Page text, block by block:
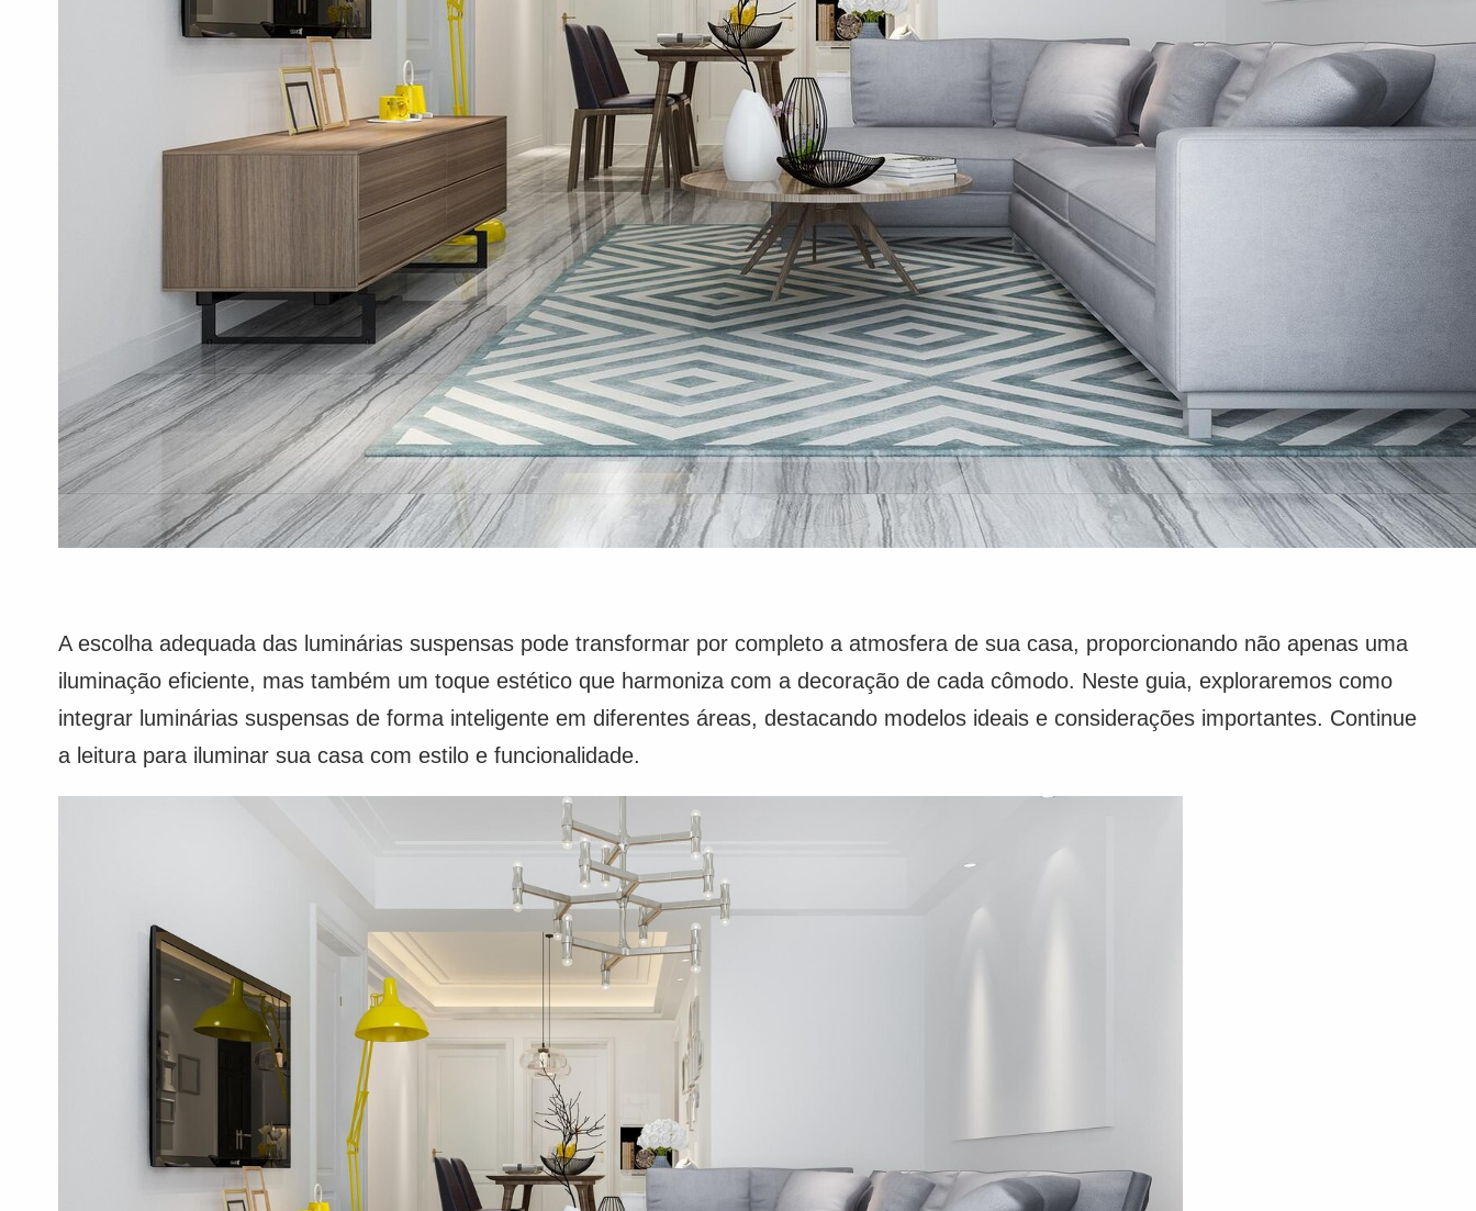
A escolha adequada das luminárias suspensas pode transformar por completo a atmosfera de sua casa, proporcionando não apenas uma
iluminação eficiente, mas também um toque estético que harmoniza com a decoração de cada cômodo. Neste guia, exploraremos como
integrar luminárias suspensas de forma inteligente em diferentes áreas, destacando modelos ideais e considerações importantes. Continue
a leitura para iluminar sua casa com estilo e funcionalidade.